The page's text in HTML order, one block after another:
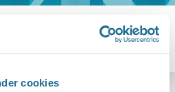
cookies
ovanför Gallerian